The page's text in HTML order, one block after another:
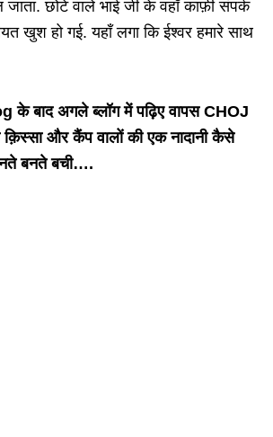
छोटे वाले भाई जी के वहाँ काफ़ी संपर्क
खुश हो गई. यहाँ लगा कि ईश्वर हमारे साथ
बाद अगले ब्लॉग में पढ़िए वापस CHOJ
और कैंप वालों की एक नादानी कैसे
बनते बची….